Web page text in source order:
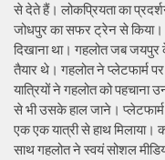
से देते हैं। लोकप्रियता का
जोधपुर का सफर ट्रेन से किया।
दिखाना था। गहलोत जब जयपुर
तैयार थे। गहलोत ने प्लेटफार्म
यात्रियों ने गहलोत को
से भी उसके हाल जाने।
एक एक यात्री से हाथ मिलाया।
साथ गहलोत ने स्वयं सोशल